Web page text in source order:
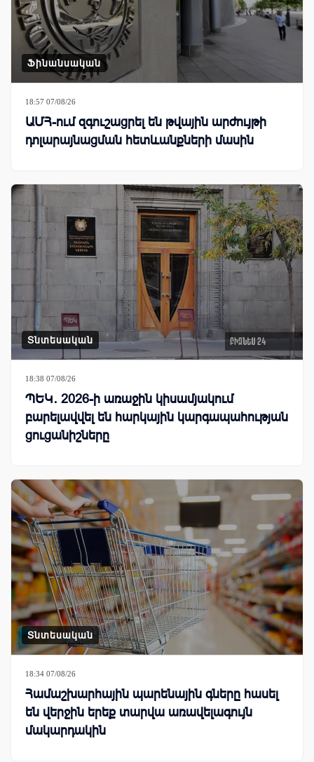
Ֆինանսական
18:57 07/08/26
ԱՄՀ-ում զգուշացրել են թվային արժույթի
դոլարայնացման հետևանքների մասին
Տնտեսական
18:38 07/08/26
ՊԵԿ․ 2026-ի առաջին կիսամյակում
բարելավվել են հարկային կարգապահության
ցուցանիշները
Տնտեսական
18:34 07/08/26
Համաշխարհային պարենային գները հասել
են վերջին երեք տարվա առավելագույն
մակարդակին